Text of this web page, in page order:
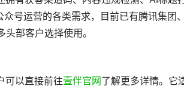
号运营的各类需求，目前已有腾讯集团
部客户选择使用。
可以直接前往壹伴官网了解更多详情。它